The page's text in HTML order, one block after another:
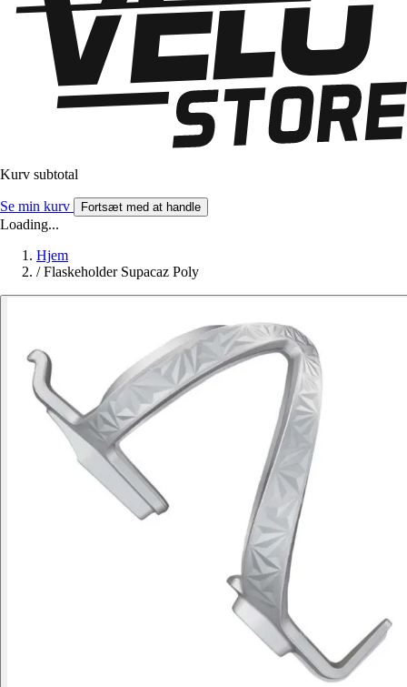
Kurv subtotal
Se min kurv Fortsæt med at handle
Loading...
Hjem
/ Flaskeholder Supacaz Poly